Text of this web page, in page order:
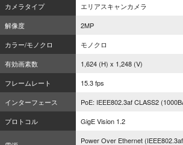
カメラタイプ
エリアスキャンカメラ
解像度
2MP
カラー/モノクロ
モノクロ
有効画素数
1,624 (H) x 1,248 (V)
フレームレート
15.3 fps
インターフェース
PoE: IEEE802.3af CLASS2
プロトコル
GigE Vision 1.2
Power Over Ethernet